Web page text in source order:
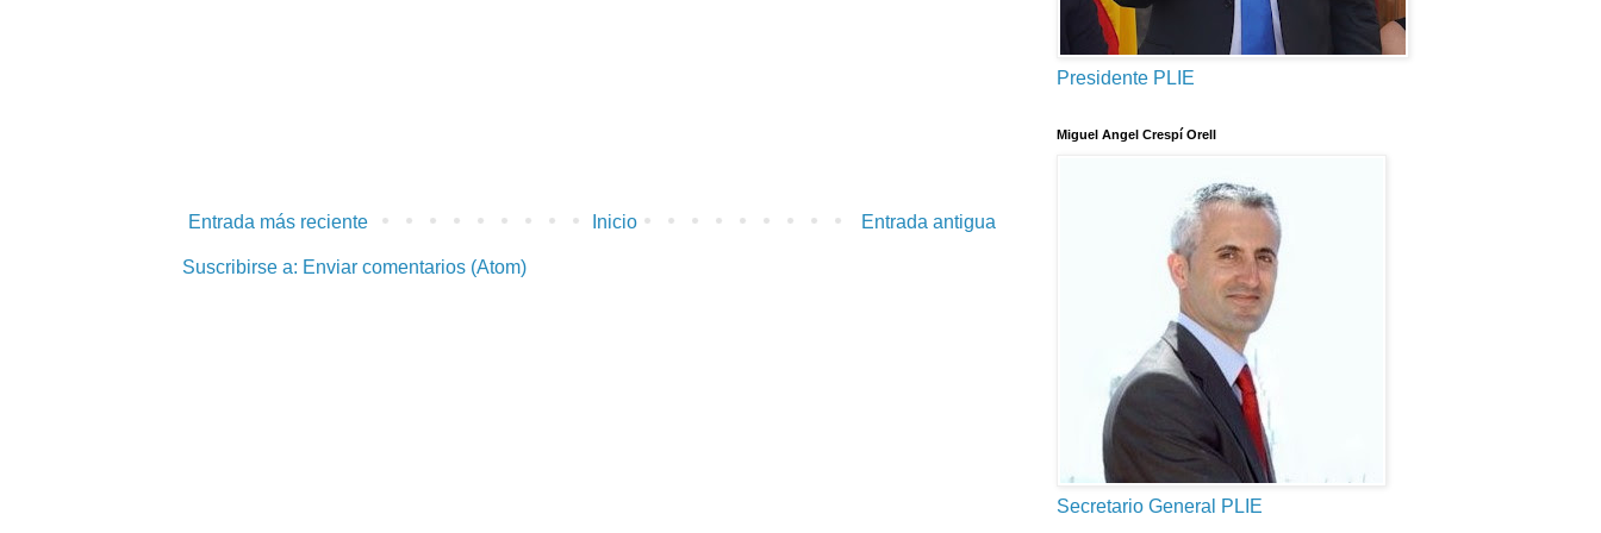
Entrada más reciente Entrada antigua
Inicio
Suscribirse a: Enviar comentarios (Atom)
Presidente PLIE
Miguel Angel Crespí Orell
Secretario General PLIE